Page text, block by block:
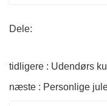
Dele:
tidligere : Udendørs
næste : Personlige